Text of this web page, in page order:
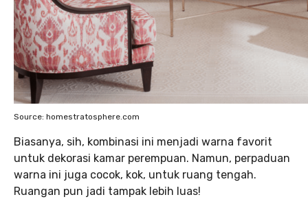
Source: homestratosphere.com
Biasanya, sih, kombinasi ini menjadi warna favorit
untuk dekorasi kamar perempuan. Namun, perpaduan
warna ini juga cocok, kok, untuk ruang tengah.
Ruangan pun jadi tampak lebih luas!